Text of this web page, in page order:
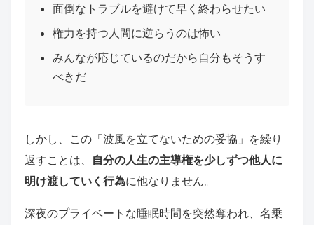
面倒なトラブルを避けて早く終わらせたい
権力を持つ人間に逆らうのは怖い
みんなが応じているのだから自分もそうす
べきだ
しかし、この「波風を立てないための妥協」を繰り
返すことは、 自分の人生の主導権を少しずつ他人に
明け渡していく行為に他なりません。
深夜のプライベートな睡眠時間を突然奪われ、名乗